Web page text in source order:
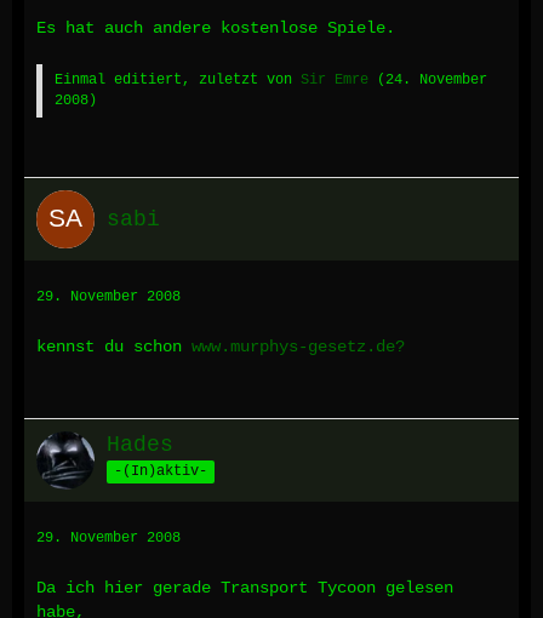
Es hat auch andere kostenlose Spiele.
Einmal editiert, zuletzt von Sir Emre (24. November
2008 )
sabi
29. November 2008
kennst du schon www.murphys-gesetz.de?
Hades
-(In)aktiv-
29. November 2008
Da ich hier gerade Transport Tycoon gelesen
habe,